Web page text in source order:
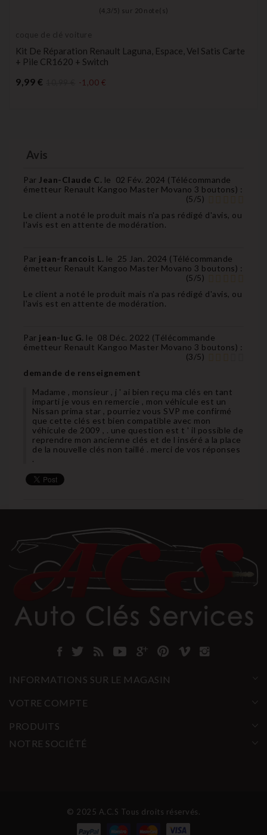
(4,3 / 5) sur 20note(s)
coque de clé voiture
Kit De Réparation Renault Laguna, Espace, Vel Satis Carte
+ Pile CR1620 + Switch
9,99 € -1,00 €
Avis
Par Jean-Claude C. le 02 Fév. 2024 (Télécommande
émetteur Renault Kangoo Master Movano 3 boutons) :
(5/5)
Le client a noté le produit mais n'a pas rédigé d'avis, ou
l'avis est en attente de modération.
Par jean-francois L. le 25 Jan. 2024 (Télécommande
émetteur Renault Kangoo Master Movano 3 boutons) :
(5/5)
Le client a noté le produit mais n'a pas rédigé d'avis, ou
l'avis est en attente de modération.
Par jean-luc G. le 08 Déc. 2022 (Télécommande
émetteur Renault Kangoo Master Movano 3 boutons) :
(3/5)
demande de renseignement
Madame , monsieur , j ' ai bien reçu ma clés en tant
imparti je vous en remercie , mon véhicule est un
Nissan prima star , pourriez vous SVP me confirmé
que cette clés est bien compatible avec mon
véhicule de 2009 , . une question est t ' il possible de
reprendre mon ancienne clés et de l inséré a la place
de la nouvelle clés non taillé . merci de vos réponses
.
INFORMATIONS SUR LE MAGASIN
VOTRE COMPTE
PRODUITS
NOTRE SOCIÉTÉ
© 2025 A.C.S Tous droits réservés.